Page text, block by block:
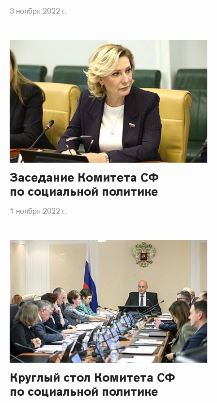
3 ноября 2022 г.
Заседание Комитета СФ
по социальной политике
1 ноября 2022 г.
Круглый стол Комитета СФ
по социальной политике